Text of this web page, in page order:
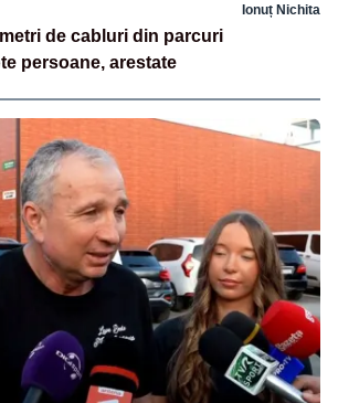
Ionuț Nichita
de cabluri din parcuri
persoane, arestate